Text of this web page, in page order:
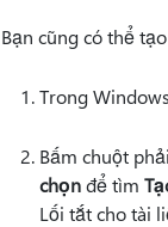
Bạn cũng có thể
Trong
Bấm chuột
chọnđể tìm
Lối tắt cho tài